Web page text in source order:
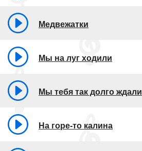
Медвежатки
Мы на луг ходили
Мы тебя так долго ждали
На горе-то калина